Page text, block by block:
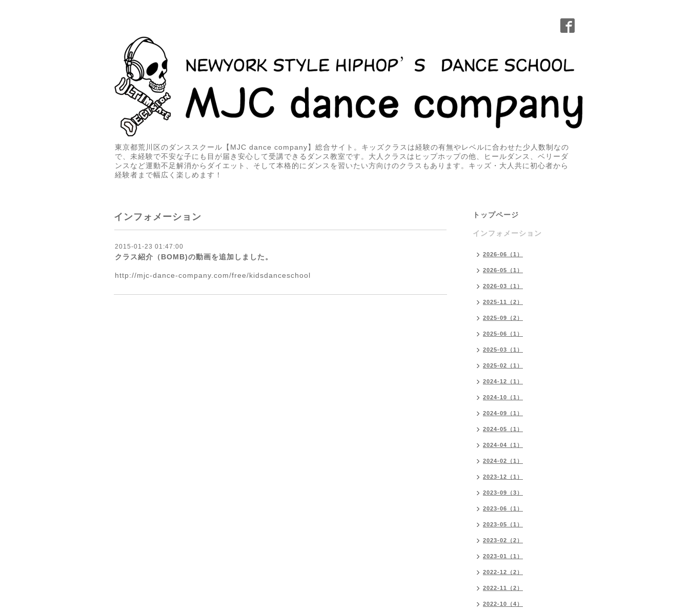
東京都荒川区のダンススクール【MJC dance company】総合サイト。キッズクラスは経験の有無やレベルに合わせた少人数制なの
で、未経験で不安な子にも目が届き安心して受講できるダンス教室です。大人クラスはヒップホップの他、ヒールダンス、ベリーダ
ンスなど運動不足解消からダイエット、そして本格的にダンスを習いたい方向けのクラスもあります。キッズ・大人共に初心者から
経験者まで幅広く楽しめます！
インフォメーション
2015-01-23 01:47:00
クラス紹介（BOMB)の動画を追加しました。
http://mjc-dance-company.com/free/kidsdanceschool
トップページ
インフォメーション
2026-06（1）
2026-05（1）
2026-03（1）
2025-11（2）
2025-09（2）
2025-06（1）
2025-03（1）
2025-02（1）
2024-12（1）
2024-10（1）
2024-09（1）
2024-05（1）
2024-04（1）
2024-02（1）
2023-12（1）
2023-09（3）
2023-06（1）
2023-05（1）
2023-02（2）
2023-01（1）
2022-12（2）
2022-11（2）
2022-10（4）